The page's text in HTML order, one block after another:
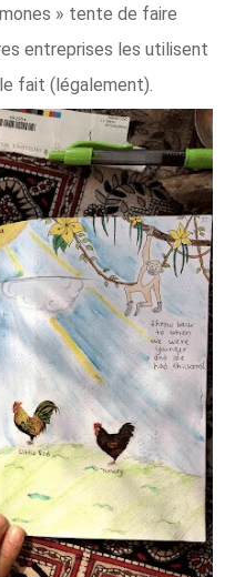
» tente de faire
entreprises les utilisent
fait (légalement).